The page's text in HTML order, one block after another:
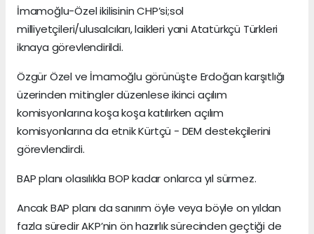
İmamoğlu-Özel ikilisinin CHP’si;sol
milliyetçileri/ulusalcıları, laikleri yani Atatürkçü Türkleri
iknaya görevlendirildi.
Özgür Özel ve İmamoğlu görünüşte Erdoğan karşıtlığı
üzerinden mitingler düzenlese ikinci açılım
komisyonlarına koşa koşa katılırken açılım
komisyonlarına da etnik Kürtçü - DEM destekçilerini
görevlendirdi.
BAP planı olasılıkla BOP kadar onlarca yıl sürmez.
Ancak BAP planı da sanırım öyle veya böyle on yıldan
fazla süredir AKP’nin ön hazırlık sürecinden geçtiği de